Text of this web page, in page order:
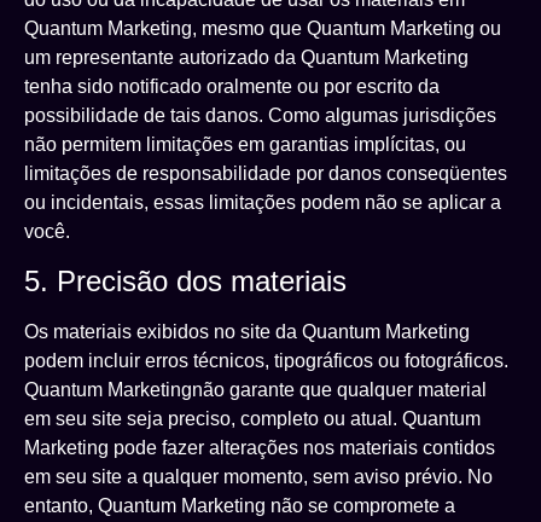
Quantum Marketing, mesmo que Quantum Marketing ou
um representante autorizado da Quantum Marketing
tenha sido notificado oralmente ou por escrito da
possibilidade de tais danos. Como algumas jurisdições
não permitem limitações em garantias implícitas, ou
limitações de responsabilidade por danos conseqüentes
ou incidentais, essas limitações podem não se aplicar a
você.
5. Precisão dos materiais
Os materiais exibidos no site da Quantum Marketing
podem incluir erros técnicos, tipográficos ou fotográficos.
Quantum Marketingnão garante que qualquer material
em seu site seja preciso, completo ou atual. Quantum
Marketing pode fazer alterações nos materiais contidos
em seu site a qualquer momento, sem aviso prévio. No
entanto, Quantum Marketing não se compromete a